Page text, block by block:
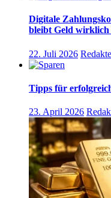
Digitale
bleibt Geld wirklich
22. Juli 2026
Tipps für
23. April 2026